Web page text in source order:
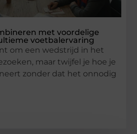
met voordelige
voetbalervaring
om een wedstrijd in het
maar twijfel je hoe je
zonder dat het onnodig